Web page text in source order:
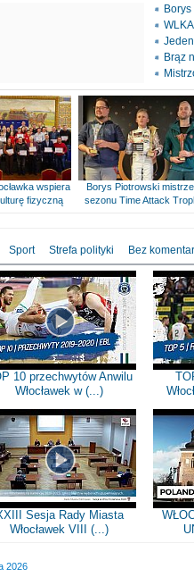
Brąz
wspiera
fizyczną
Borys Piotrowski
sezonu Time Attack
Sport Strefa polityki Bez
10 przechwytów Anwilu
Włocławek w (...)
Sesja Rady Miasta
Włocławek VIII (...)
2026